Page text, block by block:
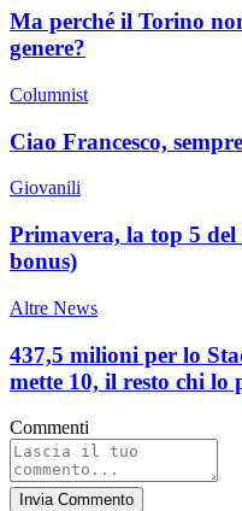
Ma perché il Torino
genere?
Columnist
Ciao Francesco,
Giovanili
Primavera, la top 5
bonus)
Altre News
437,5 milioni per lo
mette 10, il resto chi lo
Commenti
Invia Commento